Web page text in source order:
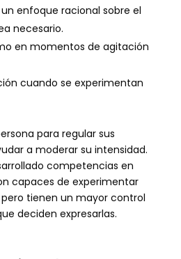
enfoque racional sobre el
necesario.
en momentos de agitación
cuando se experimentan
para regular sus
a moderar su intensidad.
competencias en
capaces de experimentar
tienen un mayor control
deciden expresarlas.